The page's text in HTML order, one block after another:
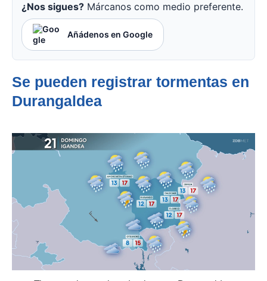
¿Nos sigues? Márcanos como medio preferente.
Añádenos en Google
Se pueden registrar tormentas en
Durangaldea